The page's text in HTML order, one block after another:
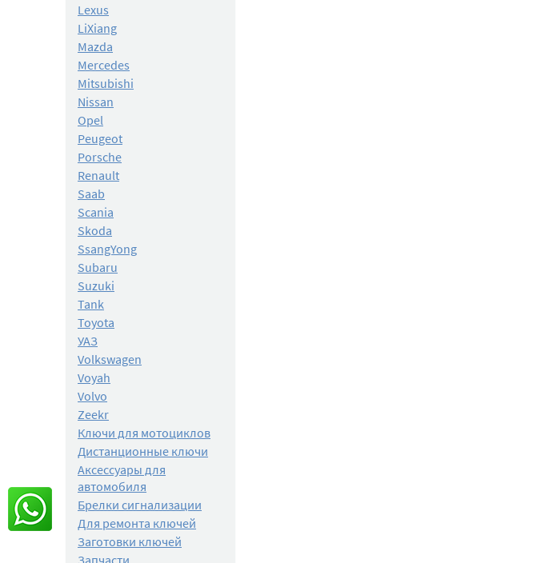
Lexus
LiXiang
Mazda
Mercedes
Mitsubishi
Nissan
Opel
Peugeot
Porsche
Renault
Saab
Scania
Skoda
SsangYong
Subaru
Suzuki
Tank
Toyota
УАЗ
Volkswagen
Voyah
Volvo
Zeekr
Ключи для мотоциклов
Дистанционные ключи
Аксессуары для
автомобиля
Брелки сигнализации
Для ремонта ключей
Заготовки ключей
Запчасти